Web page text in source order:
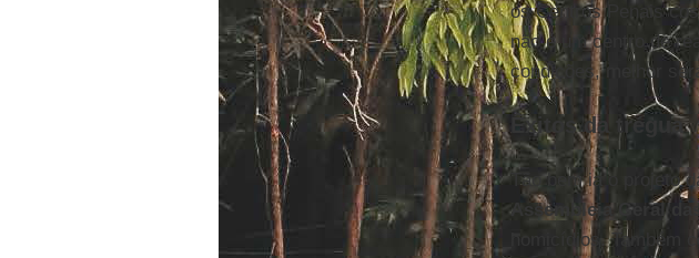
os Centros Penais
não é um centro de
condições, melhor
Êxitos da trégua
Tão bem ia o projeto
Assembleia Geral
homicídios. Também